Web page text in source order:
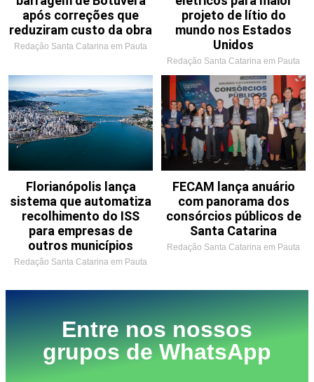
após correções que
reduziram custo da obra
Redação Santa Catarina em Pauta
projeto de lítio do
mundo nos Estados
Unidos
Redação Santa Catarina em Pauta
Florianópolis lança
sistema que automatiza
recolhimento do ISS
para empresas de
outros municípios
Redação Santa Catarina em Pauta
FECAM lança anuário
com panorama dos
consórcios públicos de
Santa Catarina
Redação Santa Catarina em Pauta
Entre nos nossos
grupos de WhatsApp